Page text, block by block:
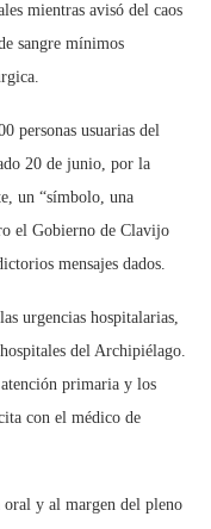
mientras avisó del caos
sangre mínimos
personas usuarias del
20 de junio, por la
un “símbolo, una
el Gobierno de Clavijo
mensajes dados.
urgencias hospitalarias,
del Archipiélago.
primaria y los
con el médico de
oral y al margen del pleno